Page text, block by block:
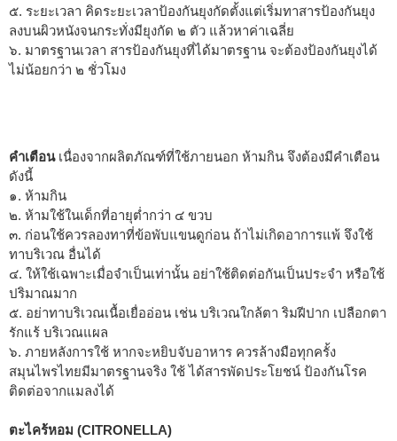
๕. ระยะเวลา คิดระยะเวลาป้องกันยุงกัดตั้งแต่เริ่มทาสารป้องกันยุง
ลงบนผิวหนังจนกระทั่งมียุงกัด ๒ ตัว แล้วหาค่าเฉลี่ย
๖. มาตรฐานเวลา สารป้องกันยุงที่ได้มาตรฐาน จะต้องป้องกันยุงได้
ไม่น้อยกว่า ๒ ชั่วโมง
คำเตือนเนื่องจากผลิตภัณฑ์ที่ใช้ภายนอก ห้ามกิน จึงต้องมีคำเตือน
ดังนี้
๑. ห้ามกิน
๒. ห้ามใช้ในเด็กที่อายุต่ำกว่า ๔ ขวบ
๓. ก่อนใช้ควรลองทาที่ข้อพับแขนดูก่อน ถ้าไม่เกิดอาการแพ้ จึงใช้
ทาบริเวณ อื่นได้
๔. ให้ใช้เฉพาะเมื่อจำเป็นเท่านั้น อย่าใช้ติดต่อกันเป็นประจำ หรือใช้
ปริมาณมาก
๕. อย่าทาบริเวณเนื้อเยื่ออ่อน เช่น บริเวณใกล้ตา ริมฝีปาก เปลือกตา
รักแร้ บริเวณแผล
๖. ภายหลังการใช้ หากจะหยิบจับอาหาร ควรล้างมือทุกครั้ง
สมุนไพรไทยมีมาตรฐานจริง ใช้ ได้สารพัดประโยชน์ ป้องกันโรค
ติดต่อจากแมลงได้
ตะไคร้หอม (CITRONELLA)